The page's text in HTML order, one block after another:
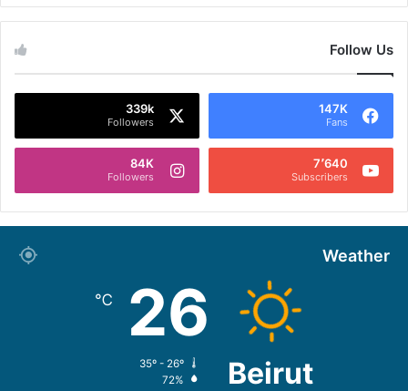
Follow Us
147K
Fans
339k
Followers
7٬640
Subscribers
84K
Followers
Weather
Beirut
26
℃
72%